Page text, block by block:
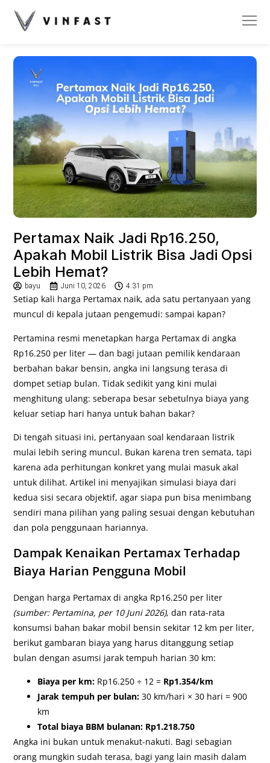
Pertamax Naik Jadi Rp16.250,
Apakah Mobil Listrik Bisa Jadi Opsi
Lebih Hemat?
bayu Juni 10, 2026 4:31 pm
Setiap kali harga Pertamax naik, ada satu pertanyaan yang
muncul di kepala jutaan pengemudi: sampai kapan?
Pertamina resmi menetapkan harga Pertamax di angka
Rp16.250 per liter — dan bagi jutaan pemilik kendaraan
berbahan bakar bensin, angka ini langsung terasa di
dompet setiap bulan. Tidak sedikit yang kini mulai
menghitung ulang: seberapa besar sebetulnya biaya yang
keluar setiap hari hanya untuk bahan bakar?
Di tengah situasi ini, pertanyaan soal kendaraan listrik
mulai lebih sering muncul. Bukan karena tren semata, tapi
karena ada perhitungan konkret yang mulai masuk akal
untuk dilihat. Artikel ini menyajikan simulasi biaya dari
kedua sisi secara objektif, agar siapa pun bisa menimbang
sendiri mana pilihan yang paling sesuai dengan kebutuhan
dan pola penggunaan hariannya.
Dampak Kenaikan Pertamax Terhadap
Biaya Harian Pengguna Mobil
Dengan harga Pertamax di angka Rp16.250 per liter
(sumber: Pertamina, per 10 Juni 2026), dan rata-rata
konsumsi bahan bakar mobil bensin sekitar 12 km per liter,
berikut gambaran biaya yang harus ditanggung setiap
bulan dengan asumsi jarak tempuh harian 30 km:
Biaya per km: Rp16.250 ÷ 12 = Rp1.354/km
Jarak tempuh per bulan: 30 km/hari × 30 hari = 900
km
Total biaya BBM bulanan: Rp1.218.750
Angka ini bukan untuk menakut-nakuti. Bagi sebagian
orang mungkin sudah terasa, bagi yang lain masih dalam